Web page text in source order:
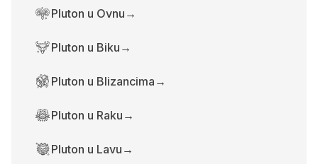
Pluton u Ovnu →
Pluton u Biku →
Pluton u Blizancima →
Pluton u Raku →
Pluton u Lavu →